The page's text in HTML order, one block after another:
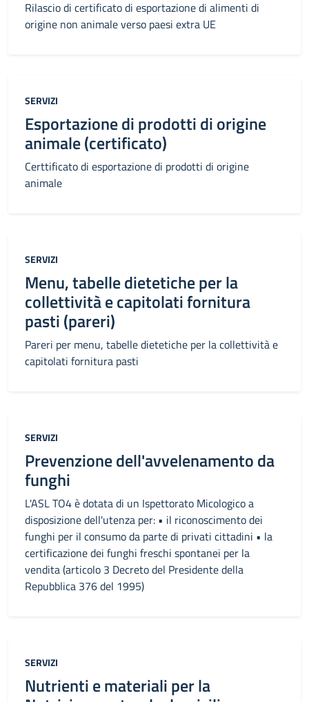
Rilascio di certificato di esportazione di alimenti di
origine non animale verso paesi extra UE
Categoria:
SERVIZI
Esportazione di prodotti di origine
animale (certificato)
Certtificato di esportazione di prodotti di origine
animale
Categoria:
SERVIZI
Menu, tabelle dietetiche per la
collettività e capitolati fornitura
pasti (pareri)
Pareri per menu, tabelle dietetiche per la collettività e
capitolati fornitura pasti
Categoria:
SERVIZI
Prevenzione dell'avvelenamento da
funghi
L'ASL TO4 è dotata di un Ispettorato Micologico a
disposizione dell'utenza per: • il riconoscimento dei
funghi per il consumo da parte di privati cittadini • la
certificazione dei funghi freschi spontanei per la
vendita (articolo 3 Decreto del Presidente della
Repubblica 376 del 1995)
Categoria:
SERVIZI
Nutrienti e materiali per la